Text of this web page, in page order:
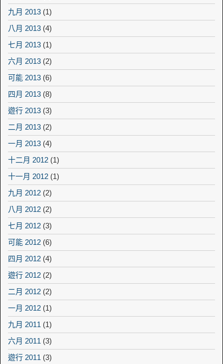
九月 2013 (1)
八月 2013 (4)
七月 2013 (1)
六月 2013 (2)
可能 2013 (6)
四月 2013 (8)
遊行 2013 (3)
二月 2013 (2)
一月 2013 (4)
十二月 2012 (1)
十一月 2012 (1)
九月 2012 (2)
八月 2012 (2)
七月 2012 (3)
可能 2012 (6)
四月 2012 (4)
遊行 2012 (2)
二月 2012 (2)
一月 2012 (1)
九月 2011 (1)
六月 2011 (3)
遊行 2011 (3)